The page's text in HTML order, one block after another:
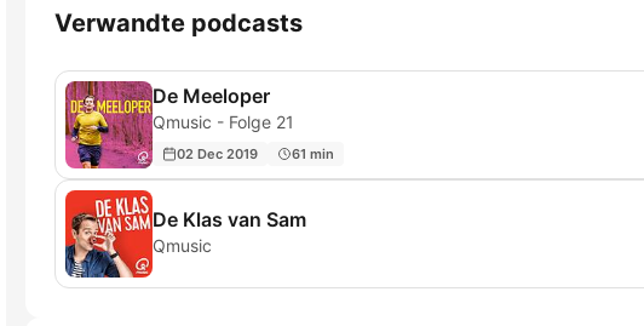
Verwandte podcasts
De Meeloper
Qmusic - Folge 21
02 Dec 2019 61 min
De Klas van Sam
Qmusic